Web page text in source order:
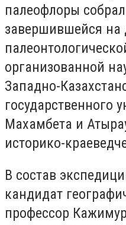
палеофлоры
завершившейся на
организованной
Западно-
государственного
Махамбета и
историко-
В состав
кандидат
профессор